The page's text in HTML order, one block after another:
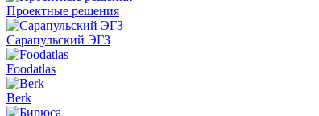
Проектные решения
Сарапульский ЭГЗ
Foodatlas
Berk